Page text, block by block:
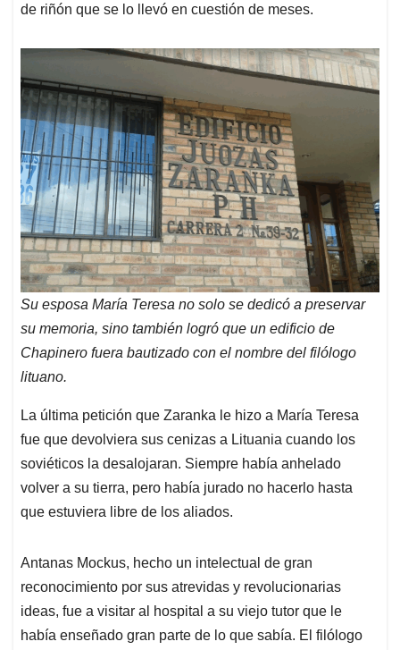
de riñón que se lo llevó en cuestión de meses.
Su esposa María Teresa no solo se dedicó a preservar
su memoria, sino también logró que un edificio de
Chapinero fuera bautizado con el nombre del filólogo
lituano.
La última petición que Zaranka le hizo a María Teresa
fue que devolviera sus cenizas a Lituania cuando los
soviéticos la desalojaran. Siempre había anhelado
volver a su tierra, pero había jurado no hacerlo hasta
que estuviera libre de los aliados.
Antanas Mockus, hecho un intelectual de gran
reconocimiento por sus atrevidas y revolucionarias
ideas, fue a visitar al hospital a su viejo tutor que le
había enseñado gran parte de lo que sabía. El filólogo